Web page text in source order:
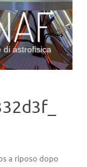
di astrofisica
a riposo dopo